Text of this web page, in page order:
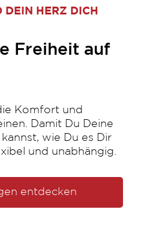
DEIN HERZ DICH
Freiheit auf
Komfort und
Damit Du Deine
wie Du es Dir
und unabhängig.
entdecken